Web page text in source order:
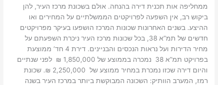
ממחליפה אות תכנית דירה בהנחה. אולם בשכונת מרכז העיר, להן
ביקוש רב, אין השפעה לפרויקטים הממשלתיים על המחירים ואו
ההיצע. בשנים האחרונות שכונות המרכז הושפעו בעיקר מפרויקטים
חדשים של תמ”א 38, בכל שכונות מרכז העיר ניכרת השפעתם על
מחיר הדירות ועל נראות הנכסים והבניינים. דירת 4 חד’ ממוצעת
בפרויקט תמ”א 38 נמכרה בממוצע של 1,850,000 ₪ לפני שנתיים
והיום דירה שכזו נמכרת במחיר ממוצע של 2,250,000 ₪. שכונת
רמז, המערב הוותיק: השכונה המבוקשת ביותר במרכז העיר בשנה